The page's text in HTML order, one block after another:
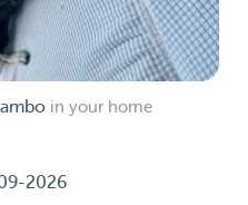
in your home
2026